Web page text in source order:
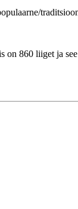
860 liiget ja